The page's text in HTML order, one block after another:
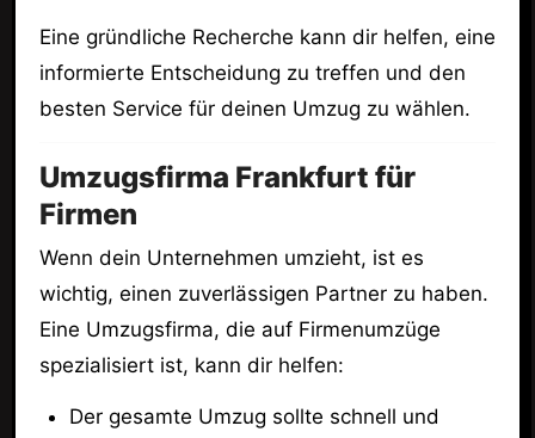
Eine gründliche Recherche kann dir helfen, eine
informierte Entscheidung zu treffen und den
besten Service für deinen Umzug zu wählen.
Umzugsfirma Frankfurt für
Firmen
Wenn dein Unternehmen umzieht, ist es
wichtig, einen zuverlässigen Partner zu haben.
Eine Umzugsfirma, die auf Firmenumzüge
spezialisiert ist, kann dir helfen:
Der gesamte Umzug sollte schnell und